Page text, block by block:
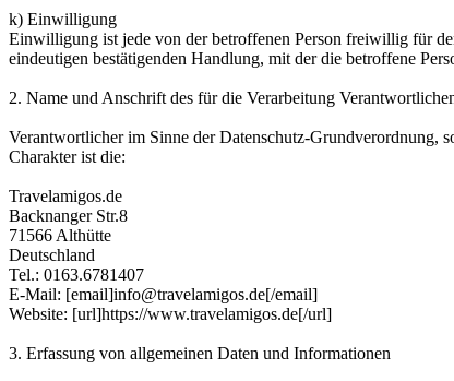
k) Einwilligung
Einwilligung ist jede von der betroffenen Person freiwillig für
eindeutigen bestätigenden Handlung, mit der die betroffene
2. Name und Anschrift des für die Verarbeitung
Verantwortlicher im Sinne der Datenschutz-Grundverordnung,
Charakter ist die:
Travelamigos.de
Backnanger Str.8
71566 Althütte
Deutschland
Tel.: 0163.6781407
E-Mail: [email]info@travelamigos.de[/email]
Website: [url]https://www.travelamigos.de[/url]
3. Erfassung von allgemeinen Daten und Informationen